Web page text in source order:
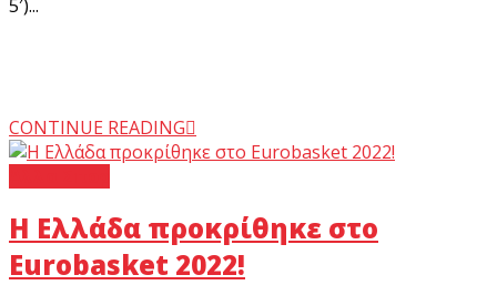
5′)...
CONTINUE READING
H Ελλάδα προκρίθηκε στο
Eurobasket 2022!